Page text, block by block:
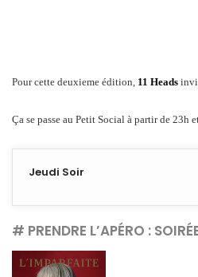
Pour cette deuxieme édition, 11 Heads
Ça se passe au Petit Social à partir de 23h
Jeudi Soir
# PRENDRE L’APÉRO :